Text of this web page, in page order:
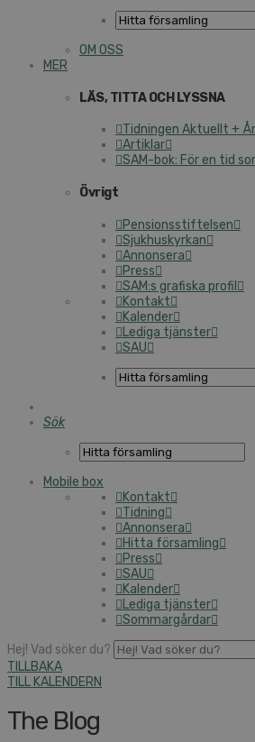
OM OSS
MER
LÄS, TITTA OCH LYSSNA
Tidningen Aktuellt +
Artiklar
SAM-bok: För en tid
Övrigt
Pensionsstiftelsen
Sjukhuskyrkan
Annonsera
Press
SAM:s grafiska profil
Kontakt
Kalender
Lediga tjänster
SAU
Sök
Mobile box
Kontakt
Tidning
Annonsera
Hitta församling
Press
SAU
Kalender
Lediga tjänster
Sommargårdar
Hej! Vad söker du?
TILLBAKA
TILL KALENDERN
The Blog